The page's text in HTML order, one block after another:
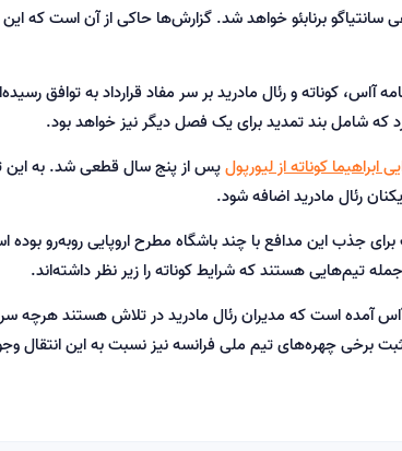
آاس، کوناته و رئال مادرید بر سر مفاد قرارداد به توافق
که شامل بند تمدید برای یک فصل دیگر نیز خواهد بود.
ابراهیما کوناته از لیورپولپس از پنج سال قطعی شد. به این
رئال مادرید اضافه شود.
برای جذب این مدافع با چند باشگاه مطرح اروپایی روبه‌رو
تیم‌هایی هستند که شرایط کوناته را زیر نظر داشته‌اند.
آمده است که مدیران رئال مادرید در تلاش هستند هرچه
برخی چهره‌های تیم ملی فرانسه نیز نسبت به این انتقال